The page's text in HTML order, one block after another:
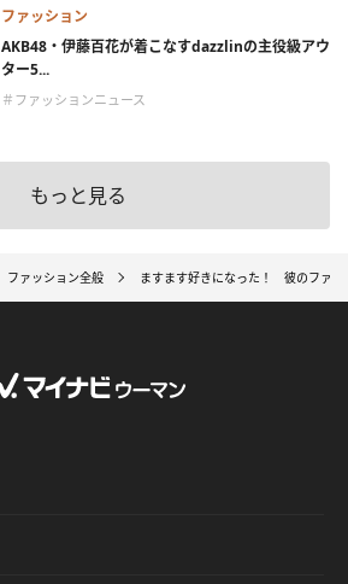
ファッション
AKB48・伊藤百花が着こなすdazzlinの主役級アウ
ター5...
＃ファッションニュース
もっと見る
ファッション全般 ますます好きになった！ 彼のファッ